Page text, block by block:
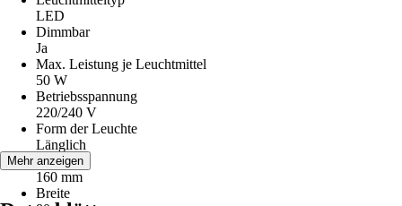
LED
Dimmbar
Ja
Max. Leistung je Leuchtmittel
50 W
Betriebsspannung
220/240 V
Form der Leuchte
Länglich
Höhe
160 mm
Breite
Mehr anzeigen